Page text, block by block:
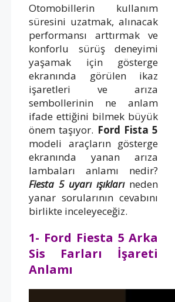
Otomobillerin kullanım
süresini uzatmak, alınacak
performansı arttırmak ve
konforlu sürüş deneyimi
yaşamak için gösterge
ekranında görülen ikaz
işaretleri ve arıza
sembollerinin ne anlam
ifade ettiğini bilmek büyük
önem taşıyor. Ford Fista 5
modeli araçların gösterge
ekranında yanan arıza
lambaları anlamı nedir?
Fiesta 5 uyarı ışıklarıneden
yanar sorularının cevabını
birlikte inceleyeceğiz.
1- Ford Fiesta 5 Arka
Sis Farları İşareti
Anlamı